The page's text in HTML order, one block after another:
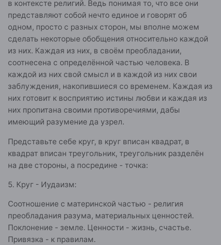
в контексте религий. Ведь понимая то, что все они
представляют собой нечто единое и говорят об
одном, просто с разных сторон, мы вполне можем
сделать некоторые обобщения относительно каждой
из них. Каждая из них, в своём преобладании,
соотнесена с определённой частью человека. В
каждой из них свой смысл и в каждой из них свои
заблуждения, накопившиеся со временем. Каждая из
них готовит к восприятию истины любви и каждая из
них пропитана своими противоречиями, дабы
имеющий разумение да узрел.
Представьте себе круг, в круг вписан квадрат, в
квадрат вписан треугольник, треугольник разделён
на две стороны, а посредине - точка:
5. Круг - Иудаизм:
Соотношение с материнской частью - религия
преобладания разума, материальных ценностей.
Поклонение - земле. Ценности - жизнь, счастье.
Привязка - к правилам.